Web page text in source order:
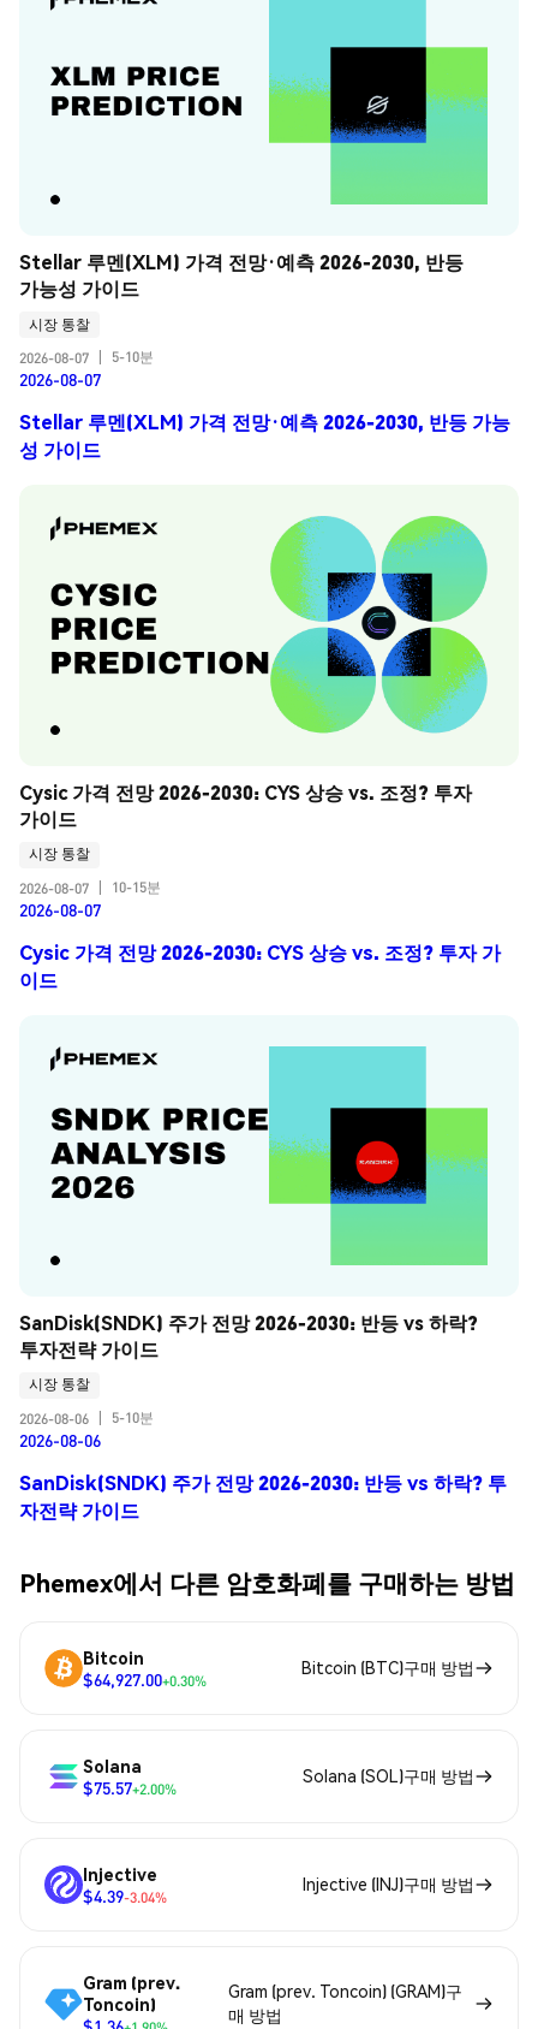
Stellar 루멘(XLM) 가격 전망·예측 2026-2030, 반등
가능성 가이드
시장 통찰
2026-08-07
5-10분
2026-08-07
Stellar 루멘(XLM) 가격 전망·예측 2026-2030, 반등 가능
성 가이드
Cysic 가격 전망 2026-2030: CYS 상승 vs. 조정? 투자
가이드
시장 통찰
2026-08-07
10-15분
2026-08-07
Cysic 가격 전망 2026-2030: CYS 상승 vs. 조정? 투자 가
이드
SanDisk(SNDK) 주가 전망 2026-2030: 반등 vs 하락?
투자전략 가이드
시장 통찰
2026-08-06
5-10분
2026-08-06
SanDisk(SNDK) 주가 전망 2026-2030: 반등 vs 하락? 투
자전략 가이드
Phemex에서 다른 암호화폐를 구매하는 방법
Bitcoin
$64,927.00+0.30%
Bitcoin (BTC)구매 방법
Solana
$75.57+2.00%
Solana (SOL)구매 방법
Injective
$4.39-3.04%
Injective (INJ)구매 방법
Gram (prev.
Toncoin)
Gram (prev. Toncoin) (GRAM)구
매 방법